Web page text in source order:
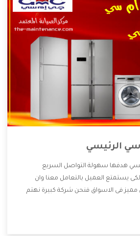
الرئيسي
هدفها سهولة التواصل السريع
يستمتع العميل بالتعامل معنا وان
فى الاسواق فنحن شركة كبيرة نهتم
منها خدمة الصيانة التى تكون من أهم